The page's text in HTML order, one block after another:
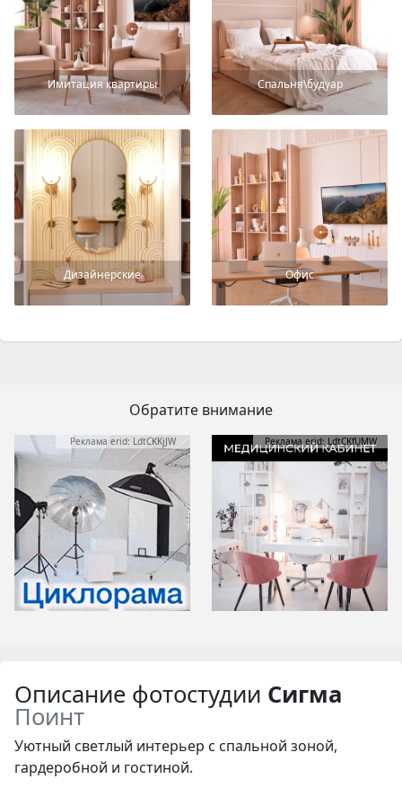
Имитация квартиры Спальня\будуар
Дизайнерские Офис
Обратите внимание
Реклама erid: LdtCKKjJW Реклама erid: LdtCKfUMW
Описание фотостудии Сигма
Поинт
Уютный светлый интерьер с спальной зоной,
гардеробной и гостиной.